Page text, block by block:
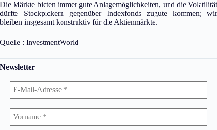
Die Märkte bieten immer gute Anlagemöglichkeiten, und die Volatilität
dürfte Stockpickern gegenüber Indexfonds zugute kommen; wir
bleiben insgesamt konstruktiv für die Aktienmärkte.
Quelle : InvestmentWorld
Newsletter